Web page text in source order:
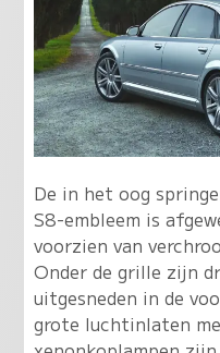
De in het oog
S8-embleem is
voorzien van
Onder de grille zijn
uitgesneden in de
grote luchtinlaten